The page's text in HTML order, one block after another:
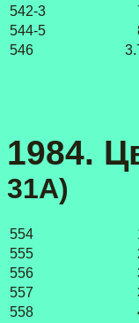
542-3
544-5
546
1984.
31A)
554
555
556
557
558